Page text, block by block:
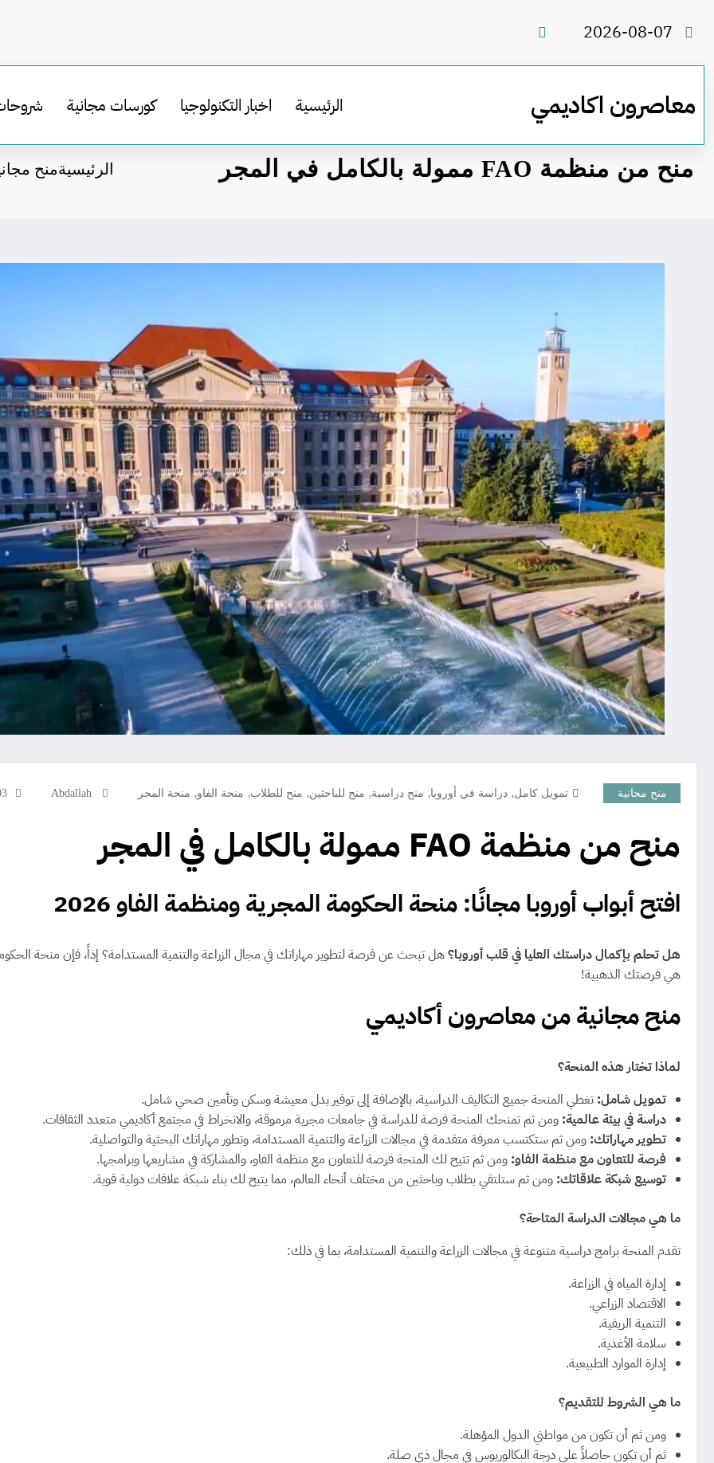
2026-08-07
معاصرون اكاديمي الرئيسية اخبار التكنولوجيا كورسات مجانية
منح من منظمة FAO ممولة بالكامل في المجر الرئيسيةمنح
منح مجانية تمويل كامل, دراسة في أوروبا, منح دراسية, منح للباحثين, منح للطلاب, منحة الفاو, منحة المجر Abdallah
منح من منظمة FAO ممولة بالكامل في المجر
افتح أبواب أوروبا مجانًا: منحة الحكومة المجرية ومنظمة الفاو 2026
هل تحلم بإكمال دراستك العليا في قلب أوروبا؟
هي فرصتك الذهبية!
منح مجانية من معاصرون أكاديمي
لماذا تختار هذه المنحة؟
تمويل شامل: تغطي المنحة جميع التكاليف الدراسية، بالإضافة إلى توفير بدل معيشة وسكن وتأمين صحي شامل.
دراسة في بيئة عالمية: ومن ثم تمنحك المنحة فرصة للدراسة في جامعات مجرية مرموقة، والانخراط في مجتمع أكاديمي متعدد الثقافات.
تطوير مهاراتك: ومن ثم ستكتسب معرفة متقدمة في مجالات الزراعة والتنمية المستدامة، وتطور مهاراتك البحثية والتواصلية.
فرصة للتعاون مع منظمة الفاو: ومن ثم تتيح لك المنحة فرصة للتعاون مع منظمة الفاو، والمشاركة في مشاريعها وبرامجها.
توسيع شبكة علاقاتك: ومن ثم ستلتقي بطلاب وباحثين من مختلف أنحاء العالم، مما يتيح لك بناء شبكة علاقات دولية قوية.
ما هي مجالات الدراسة المتاحة؟
تقدم المنحة برامج دراسية متنوعة في مجالات الزراعة والتنمية المستدامة، بما في ذلك:
إدارة المياه في الزراعة.
الاقتصاد الزراعي.
التنمية الريفية.
سلامة الأغذية.
إدارة الموارد الطبيعية.
ما هي الشروط للتقديم؟
ومن ثم أن تكون من مواطني الدول المؤهلة.
ثم أن تكون حاصلاً على درجة البكالوريوس في مجال ذي صلة.